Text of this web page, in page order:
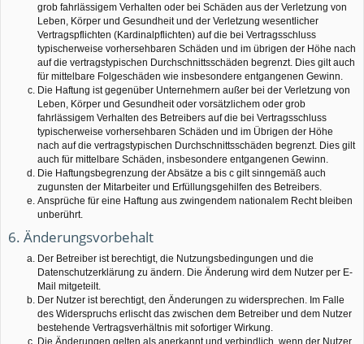
grob fahrlässigem Verhalten oder bei Schäden aus der Verletzung von
Leben, Körper und Gesundheit und der Verletzung wesentlicher
Vertragspflichten (Kardinalpflichten) auf die bei Vertragsschluss
typischerweise vorhersehbaren Schäden und im übrigen der Höhe nach
auf die vertragstypischen Durchschnittsschäden begrenzt. Dies gilt auch
für mittelbare Folgeschäden wie insbesondere entgangenen Gewinn.
Die Haftung ist gegenüber Unternehmern außer bei der Verletzung von
Leben, Körper und Gesundheit oder vorsätzlichem oder grob
fahrlässigem Verhalten des Betreibers auf die bei Vertragsschluss
typischerweise vorhersehbaren Schäden und im Übrigen der Höhe
nach auf die vertragstypischen Durchschnittsschäden begrenzt. Dies gilt
auch für mittelbare Schäden, insbesondere entgangenen Gewinn.
Die Haftungsbegrenzung der Absätze a bis c gilt sinngemäß auch
zugunsten der Mitarbeiter und Erfüllungsgehilfen des Betreibers.
Ansprüche für eine Haftung aus zwingendem nationalem Recht bleiben
unberührt.
6. Änderungsvorbehalt
Der Betreiber ist berechtigt, die Nutzungsbedingungen und die
Datenschutzerklärung zu ändern. Die Änderung wird dem Nutzer per E-
Mail mitgeteilt.
Der Nutzer ist berechtigt, den Änderungen zu widersprechen. Im Falle
des Widerspruchs erlischt das zwischen dem Betreiber und dem Nutzer
bestehende Vertragsverhältnis mit sofortiger Wirkung.
Die Änderungen gelten als anerkannt und verbindlich, wenn der Nutzer